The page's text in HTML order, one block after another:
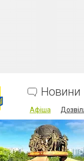
Новини
Афіша